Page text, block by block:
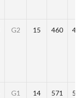
G2 15 460
G1 14 571